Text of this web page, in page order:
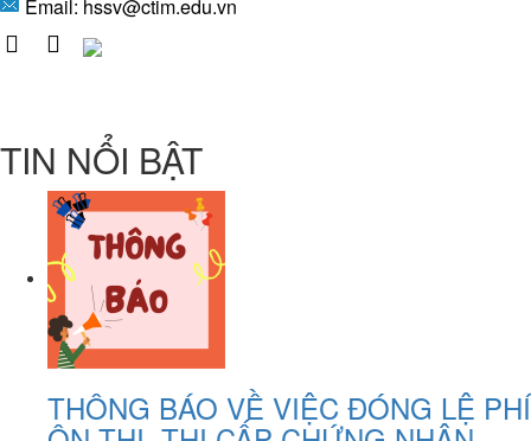
Email: hssv@ctim.edu.vn
TIN NỔI BẬT
THÔNG BÁO VỀ VIỆC ĐÓNG LỆ PHÍ